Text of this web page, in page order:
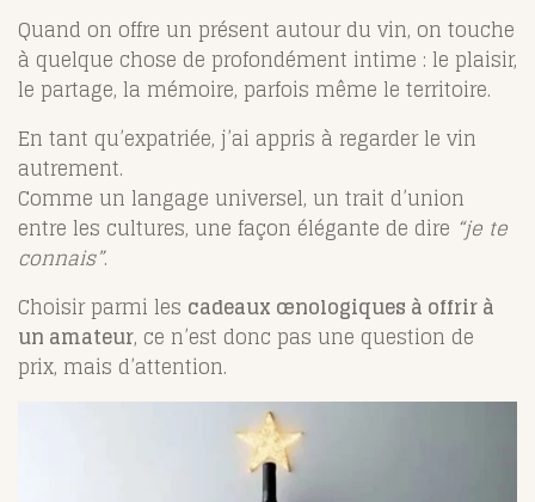
Quand on offre un présent autour du vin, on touche
à quelque chose de profondément intime : le plaisir,
le partage, la mémoire, parfois même le territoire.
En tant qu’expatriée, j’ai appris à regarder le vin
autrement.
Comme un langage universel, un trait d’union
entre les cultures, une façon élégante de dire “je te
connais”.
Choisir parmi les cadeaux œnologiques à offrir à
un amateur, ce n’est donc pas une question de
prix, mais d’attention.